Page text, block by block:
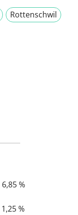
Rottenschwil
6,85 %
1,25 %